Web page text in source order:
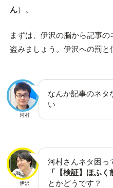
ん）。
まずは、伊沢の脳から記事
盗みましょう。伊沢への罰と
河村
なんか記事のネ
い
伊沢
河村さんネタ困っ
「【検証】ほふ
とかどうです？